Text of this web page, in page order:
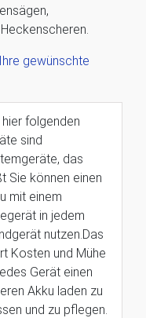
gewünschte
hier folgenden
sind
das
Sie können einen
mit einem
in jedem
nutzen.Das
Kosten und Mühe
Gerät einen
Akku laden zu
und zu pflegen.